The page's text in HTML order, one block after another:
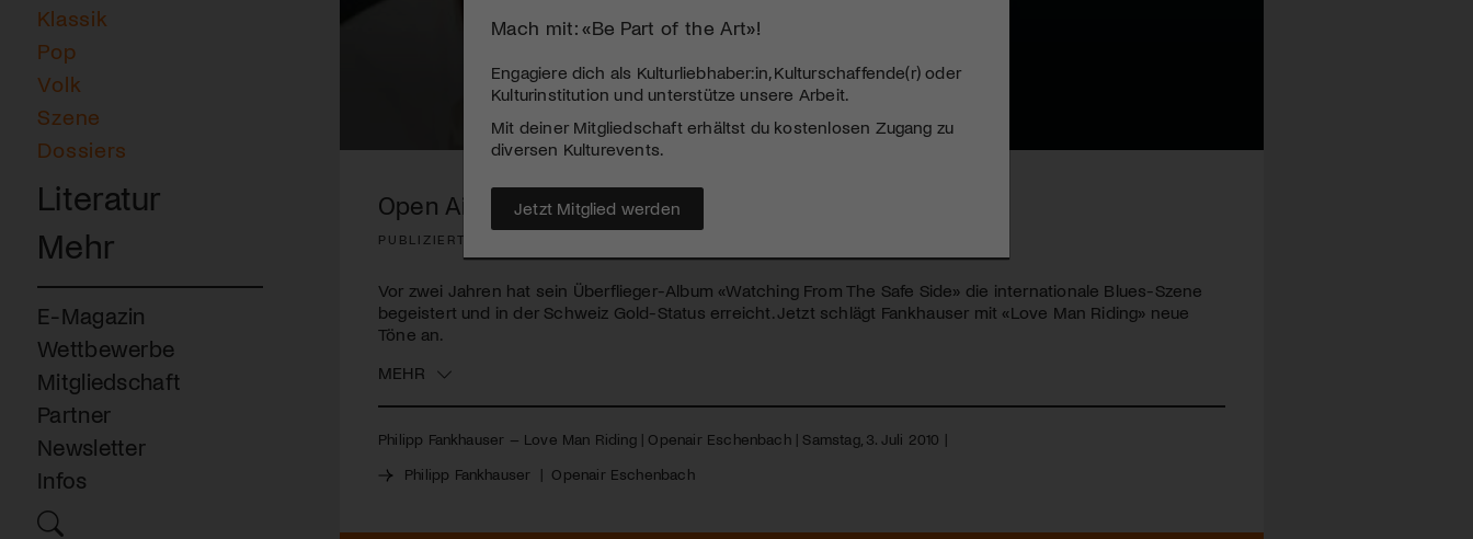
Klassik
Pop
Volk
Szene
Dossiers
Literatur
Mehr
E-Magazin
Wettbewerbe
Mitgliedschaft
Partner
Newsletter
Infos
Volume
Open Air Eschenbach | Philipp Fankhauser
PUBLIZIERT AM 4. APRIL 2010
Vor zwei Jahren hat sein Überflieger-Album «Watching From The Safe Side» die internationale Blues-Szene
begeistert und in der Schweiz Gold-Status erreicht. Jetzt schlägt Fankhauser mit «Love Man Riding» neue
Töne an.
MEHR
Philipp Fankhauser – Love Man Riding | Openair Eschenbach | Samstag, 3. Juli 2010 |
Philipp Fankhauser | Openair Eschenbach
Mach mit: «Be Part of the Art»!
Engagiere dich als Kulturliebhaber:in, Kulturschaffende(r) oder
Kulturinstitution und unterstütze unsere Arbeit.
Mit deiner Mitgliedschaft erhältst du kostenlosen Zugang zu
diversen Kulturevents.
Jetzt Mitglied werden